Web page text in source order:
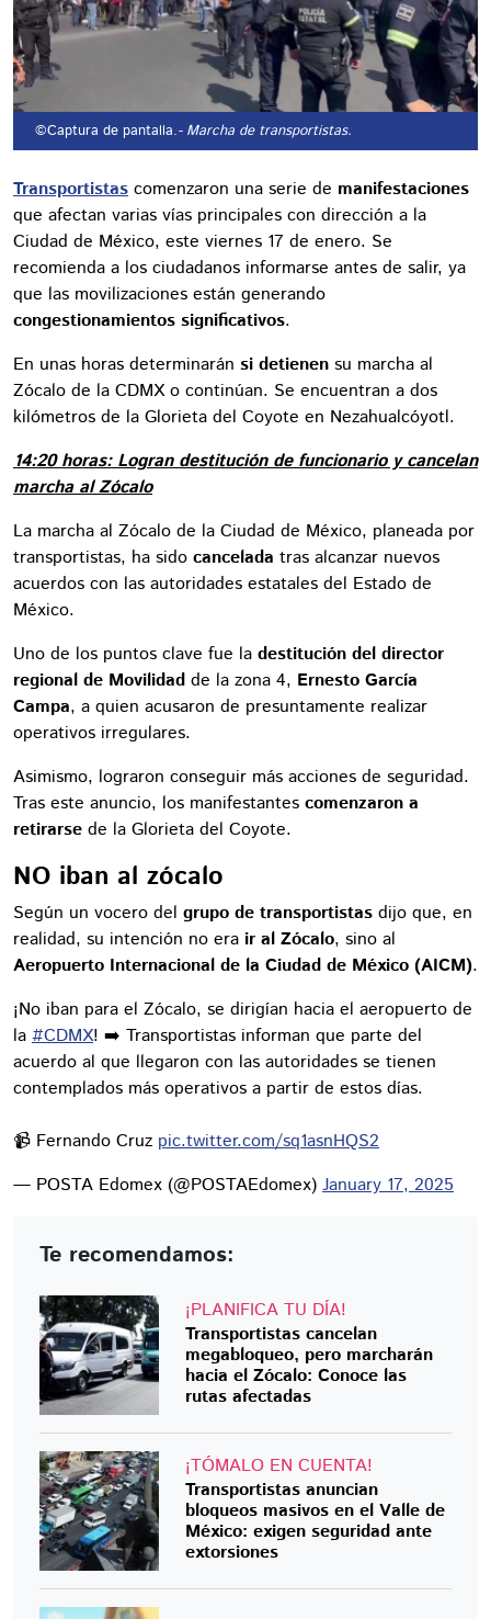
©Captura de pantalla.- Marcha de transportistas.
Transportistas comenzaron una serie de manifestaciones
que afectan varias vías principales con dirección a la
Ciudad de México, este viernes 17 de enero. Se
recomienda a los ciudadanos informarse antes de salir, ya
que las movilizaciones están generando
congestionamientos significativos.
En unas horas determinarán si detienen su marcha al
Zócalo de la CDMX o continúan. Se encuentran a dos
kilómetros de la Glorieta del Coyote en Nezahualcóyotl.
14:20 horas: Logran destitución de funcionario y cancelan
marcha al Zócalo
La marcha al Zócalo de la Ciudad de México, planeada por
transportistas, ha sido cancelada tras alcanzar nuevos
acuerdos con las autoridades estatales del Estado de
México.
Uno de los puntos clave fue la destitución del director
regional de Movilidad de la zona 4, Ernesto García
Campa, a quien acusaron de presuntamente realizar
operativos irregulares.
Asimismo, lograron conseguir más acciones de seguridad.
Tras este anuncio, los manifestantes comenzaron a
retirarse de la Glorieta del Coyote.
NO iban al zócalo
Según un vocero del grupo de transportistas dijo que, en
realidad, su intención no era ir al Zócalo, sino al
Aeropuerto Internacional de la Ciudad de México (AICM).
¡No iban para el Zócalo, se dirigían hacia el aeropuerto de
la #CDMX! ➡️ Transportistas informan que parte del
acuerdo al que llegaron con las autoridades se tienen
contemplados más operativos a partir de estos días.
📹 Fernando Cruz pic.twitter.com/sq1asnHQS2
— POSTA Edomex (@POSTAEdomex) January 17, 2025
Te recomendamos:
¡PLANIFICA TU DÍA!
Transportistas cancelan
megabloqueo, pero marcharán
hacia el Zócalo: Conoce las
rutas afectadas
¡TÓMALO EN CUENTA!
Transportistas anuncian
bloqueos masivos en el Valle de
México: exigen seguridad ante
extorsiones